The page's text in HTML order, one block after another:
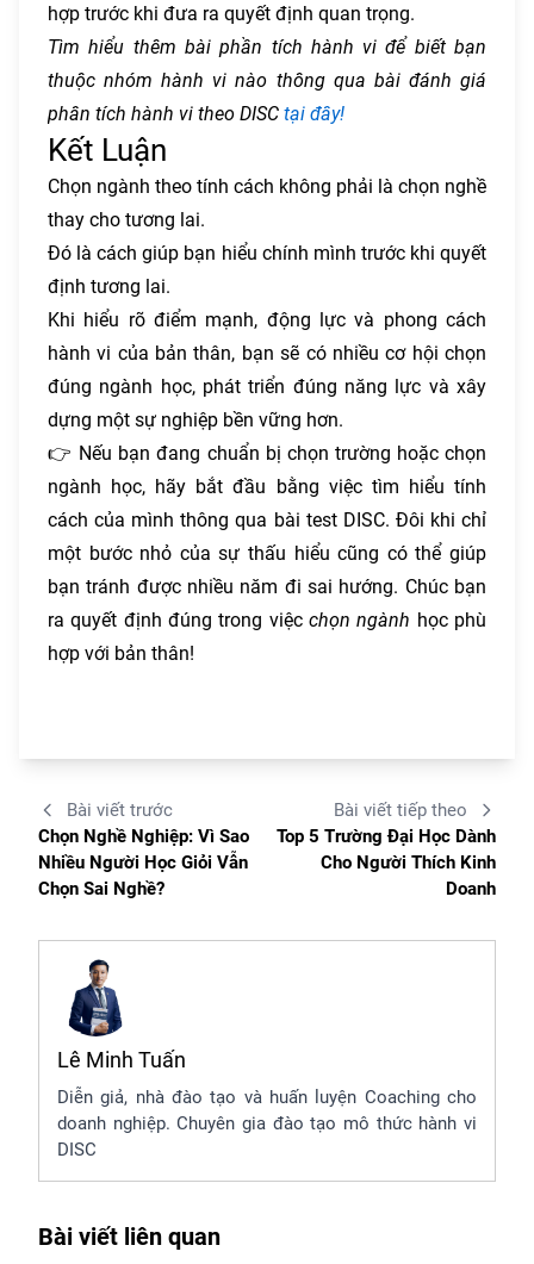
hợp trước khi đưa ra quyết định quan trọng.
Tìm hiểu thêm bài phần tích hành vi để biết bạn
thuộc nhóm hành vi nào thông qua bài đánh giá
phân tích hành vi theo DISC tại đây!
Kết Luận
Chọn ngành theo tính cách không phải là chọn nghề
thay cho tương lai.
Đó là cách giúp bạn hiểu chính mình trước khi quyết
định tương lai.
Khi hiểu rõ điểm mạnh, động lực và phong cách
hành vi của bản thân, bạn sẽ có nhiều cơ hội chọn
đúng ngành học, phát triển đúng năng lực và xây
dựng một sự nghiệp bền vững hơn.
👉 Nếu bạn đang chuẩn bị chọn trường hoặc chọn
ngành học, hãy bắt đầu bằng việc tìm hiểu tính
cách của mình thông qua bài test DISC. Đôi khi chỉ
một bước nhỏ của sự thấu hiểu cũng có thể giúp
bạn tránh được nhiều năm đi sai hướng. Chúc bạn
ra quyết định đúng trong việc chọn ngành học phù
hợp với bản thân!
Bài viết trước
Chọn Nghề Nghiệp: Vì Sao
Nhiều Người Học Giỏi Vẫn
Chọn Sai Nghề?
Bài viết tiếp theo
Top 5 Trường Đại Học Dành
Cho Người Thích Kinh
Doanh
Lê Minh Tuấn
Diễn giả, nhà đào tạo và huấn luyện Coaching cho
doanh nghiệp. Chuyên gia đào tạo mô thức hành vi
DISC
Bài viết liên quan